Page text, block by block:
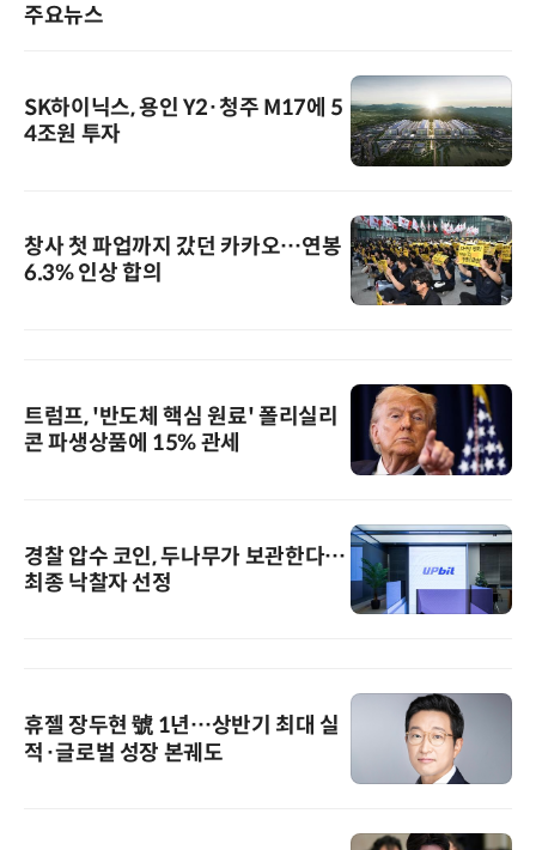
주요뉴스
SK하이닉스, 용인 Y2·청주 M17에 5
4조원 투자
창사 첫 파업까지 갔던 카카오…연봉
6.3% 인상 합의
트럼프, '반도체 핵심 원료' 폴리실리
콘 파생상품에 15% 관세
경찰 압수 코인, 두나무가 보관한다…
최종 낙찰자 선정
휴젤 장두현 號 1년…상반기 최대 실
적·글로벌 성장 본궤도